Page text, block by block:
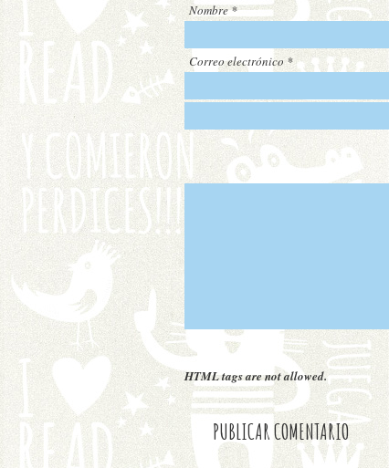
Nombre*
Correo electrónico *
HTML tags are not allowed.